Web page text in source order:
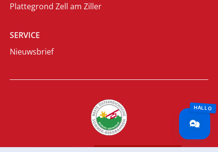
Plattegrond Zell am Ziller
SERVICE
Nieuwsbrief